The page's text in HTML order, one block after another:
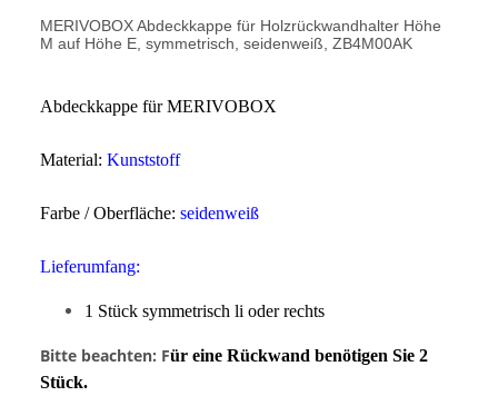
MERIVOBOX Abdeckkappe für Holzrückwandhalter Höhe
M auf Höhe E, symmetrisch, seidenweiß, ZB4M00AK
Abdeckkappe für MERIVOBOX
Material: Kunststoff
Farbe / Oberfläche: seidenweiß
Lieferumfang:
1 Stück symmetrisch li oder rechts
Bitte beachten: Für eine Rückwand benötigen Sie 2
Stück.